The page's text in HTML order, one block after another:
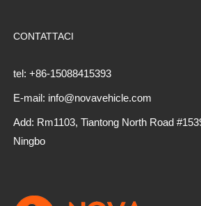
CONTATTACI
tel: +86-15088415393
E-mail: info@novavehicle.com
Add: Rm1103, Tiantong North Road
Ningbo